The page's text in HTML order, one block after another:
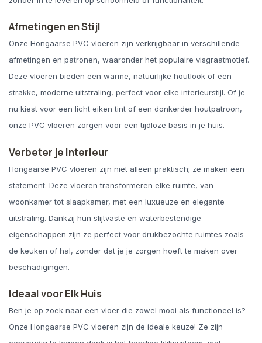
Afmetingen en Stijl
Onze Hongaarse PVC vloeren zijn verkrijgbaar in verschillende
afmetingen en patronen, waaronder het populaire visgraatmotief.
Deze vloeren bieden een warme, natuurlijke houtlook of een
strakke, moderne uitstraling, perfect voor elke interieurstijl. Of je
nu kiest voor een licht eiken tint of een donkerder houtpatroon,
onze PVC vloeren zorgen voor een tijdloze basis in je huis.
Verbeter je Interieur
Hongaarse PVC vloeren zijn niet alleen praktisch; ze maken een
statement. Deze vloeren transformeren elke ruimte, van
woonkamer tot slaapkamer, met een luxueuze en elegante
uitstraling. Dankzij hun slijtvaste en waterbestendige
eigenschappen zijn ze perfect voor drukbezochte ruimtes zoals
de keuken of hal, zonder dat je je zorgen hoeft te maken over
beschadigingen.
Ideaal voor Elk Huis
Ben je op zoek naar een vloer die zowel mooi als functioneel is?
Onze Hongaarse PVC vloeren zijn de ideale keuze! Ze zijn